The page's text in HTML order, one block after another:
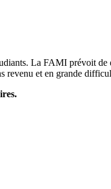
La FAMI prévoit
revenu et en grande